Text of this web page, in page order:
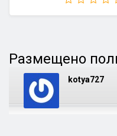
Размещено
kotya727